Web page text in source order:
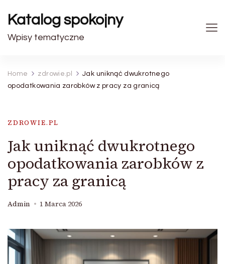
Katalog spokojny
Wpisy tematyczne
Home zdrowie.pl
Jak uniknąć dwukrotnego
opodatkowania zarobków z pracy za granicą
ZDROWIE.PL
Jak uniknąć dwukrotnego
opodatkowania zarobków z
pracy za granicą
Admin 1 Marca 2026